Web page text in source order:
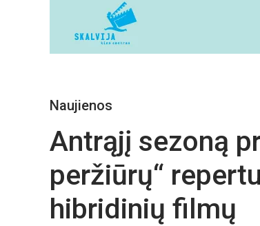
Naujienos
Antrąjį sezoną
peržiūrų“
hibridinių filmų